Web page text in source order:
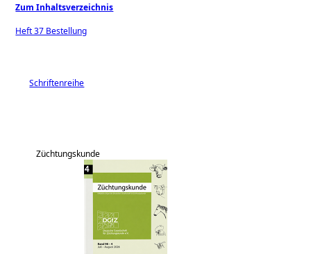
Zum Inhaltsverzeichnis
Heft 37 Bestellung
Schriftenreihe
Züchtungskunde